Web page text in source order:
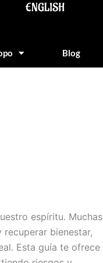
ENGLISH
Blog
espíritu. Muchas
bienestar,
Esta guía te ofrece